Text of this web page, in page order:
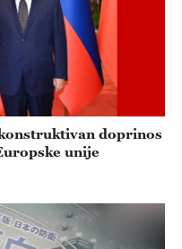
doprinos
unije